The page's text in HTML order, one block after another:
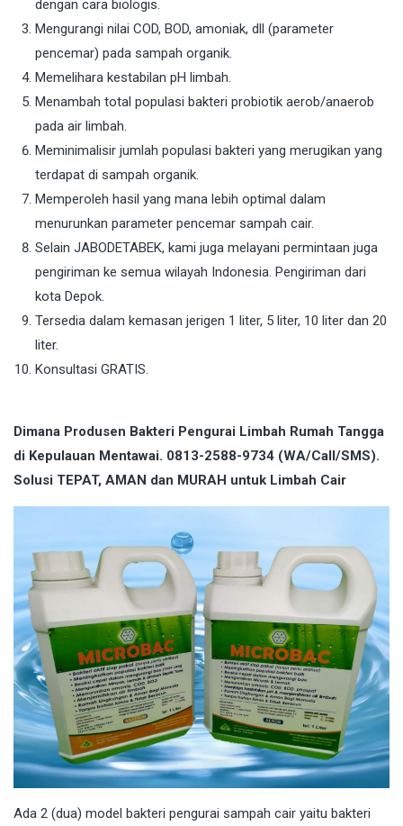
dengan cara biologis.
Mengurangi nilai COD, BOD, amoniak, dll (parameter
pencemar) pada sampah organik.
Memelihara kestabilan pH limbah.
Menambah total populasi bakteri probiotik aerob/anaerob
pada air limbah.
Meminimalisir jumlah populasi bakteri yang merugikan yang
terdapat di sampah organik.
Memperoleh hasil yang mana lebih optimal dalam
menurunkan parameter pencemar sampah cair.
Selain JABODETABEK, kami juga melayani permintaan juga
pengiriman ke semua wilayah Indonesia. Pengiriman dari
kota Depok.
Tersedia dalam kemasan jerigen 1 liter, 5 liter, 10 liter dan 20
liter.
Konsultasi GRATIS.
Dimana Produsen Bakteri Pengurai Limbah Rumah Tangga
di Kepulauan Mentawai. 0813-2588-9734 (WA/Call/SMS).
Solusi TEPAT, AMAN dan MURAH untuk Limbah Cair
Ada 2 (dua) model bakteri pengurai sampah cair yaitu bakteri